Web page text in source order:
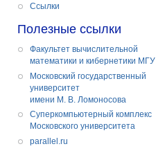
Cсылки
Полезные ссылки
Факультет вычислительной
математики и кибернетики МГУ
Московский государственный
университет
имени М. В. Ломоносова
Суперкомпьютерный комплекс
Московского университета
parallel.ru